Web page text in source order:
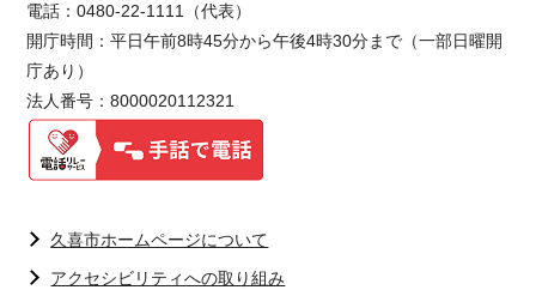
電話：0480-22-1111（代表）
開庁時間：平日午前8時45分から午後4時30分まで（一部日曜開
庁あり）
法人番号：8000020112321
久喜市ホームページについて
アクセシビリティへの取り組み